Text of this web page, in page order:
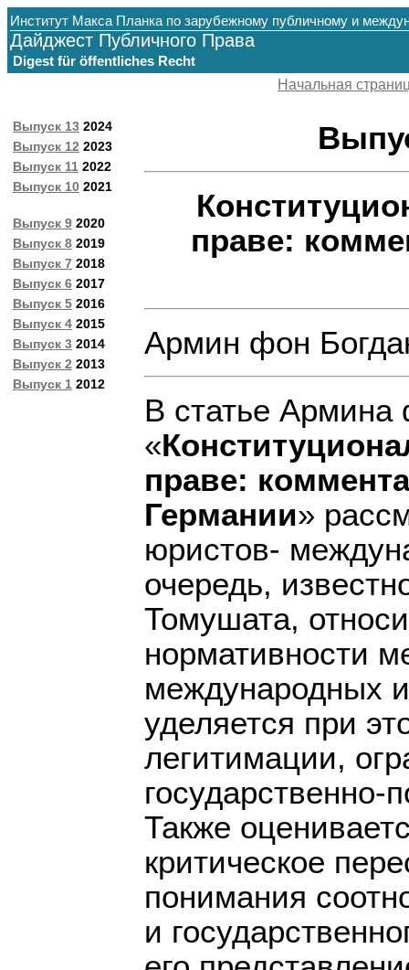
Институт Макса Планка по зарубежному публичному и
Дайджест Публичного Права
Digest für öffentliches Recht
Начальная
Выпуск 13 2024
Выпуск 12 2023
Выпуск 11 2022
Выпуск 10 2021
Выпуск 9 2020
Выпуск 8 2019
Выпуск 7 2018
Выпуск 6 2017
Выпуск 5 2016
Выпуск 4 2015
Выпуск 3 2014
Выпуск 2 2013
Выпуск 1 2012
праве:
Армин фон
В статье Армина
«
праве:
Германии»
юристов-
очередь,
Томушата,
нормативности
международных
уделяется при
легитимации,
государственно-
Также
критическое
понимания
и